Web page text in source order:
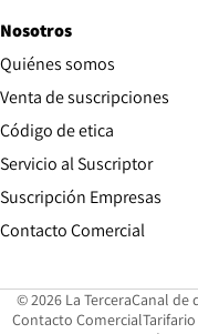
Nosotros
Quiénes somos
Venta de suscripciones
Código de etica Opens in
Servicio al Suscriptor
Suscripción Empresas
Contacto ComercialOpens
© 2026 La TerceraCanal de
Contacto ComercialOpens